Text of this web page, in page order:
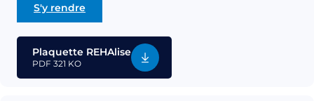
S'y rendre
Plaquette REHAlise
PDF 321 KO